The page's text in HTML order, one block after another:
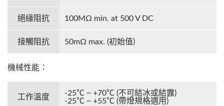
絕緣阻抗 100MΩ min. at 500 V DC
接觸阻抗 50mΩ max. (初始值)
機械性能：
工作溫度
-25℃ ~ +70℃ (不可結冰或結露)
-25℃ ~ +55℃ (帶燈規格適用)